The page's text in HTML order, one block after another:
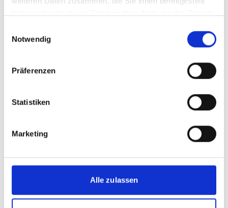
Notwendig
Präferenzen
Statistiken
Marketing
Alle zulassen
Kontakt
Durchführungsorganisationen an die jeweilige IKI-
Zukunft – Umwelt – Gesellschaft (ZUG) gGmbH
Stresemannstraße 69-71
10963 Berlin